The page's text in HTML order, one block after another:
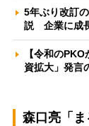
5年ぶり改訂
説 企業に成
【令和の
資拡大」発
森口亮「ま